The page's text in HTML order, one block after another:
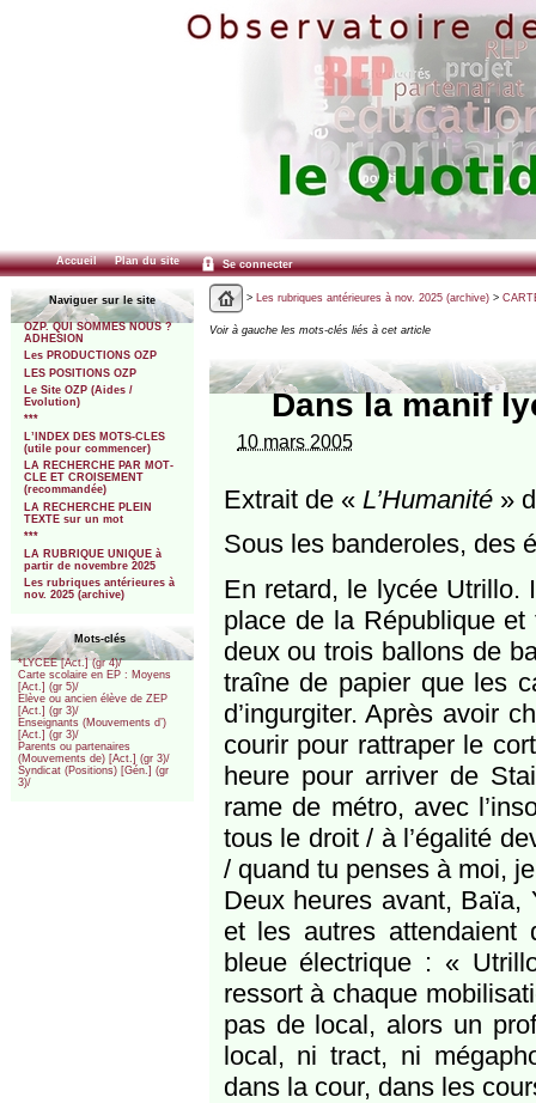
Accueil Plan du site Se connecter
Naviguer sur le site
OZP. QUI SOMMES NOUS ?
ADHESION
Les PRODUCTIONS OZP
LES POSITIONS OZP
Le Site OZP (Aides /
Evolution)
***
L’INDEX DES MOTS-CLES
(utile pour commencer)
LA RECHERCHE PAR MOT-
CLE ET CROISEMENT
(recommandée)
LA RECHERCHE PLEIN
TEXTE sur un mot
***
LA RUBRIQUE UNIQUE à
partir de novembre 2025
Les rubriques antérieures à
nov. 2025 (archive)
Mots-clés
*LYCEE [Act.] (gr 4)/
Carte scolaire en EP : Moyens
[Act.] (gr 5)/
Elève ou ancien élève de ZEP
[Act.] (gr 3)/
Enseignants (Mouvements d’)
[Act.] (gr 3)/
Parents ou partenaires
(Mouvements de) [Act.] (gr 3)/
Syndicat (Positions) [Gén.] (gr
3)/
> Les rubriques antérieures à nov. 2025 (archive)>
Voir à gauche les mots-clés liés à cet article
Dans la manif
10 mars 2005
Extrait de « L’Humanité»
Sous les banderoles, des
En retard, le lycée Utrillo.
place de la République
deux ou trois ballons de
traîne de papier que les
d’ingurgiter. Après avoir
courir pour rattraper le
heure pour arriver de
rame de métro, avec
tous le droit / à l’égalité
/ quand tu penses à moi,
Deux heures avant, Baïa,
et les autres attendaient
bleue électrique : «
ressort à chaque
pas de local, alors un
local, ni tract, ni
dans la cour, dans les